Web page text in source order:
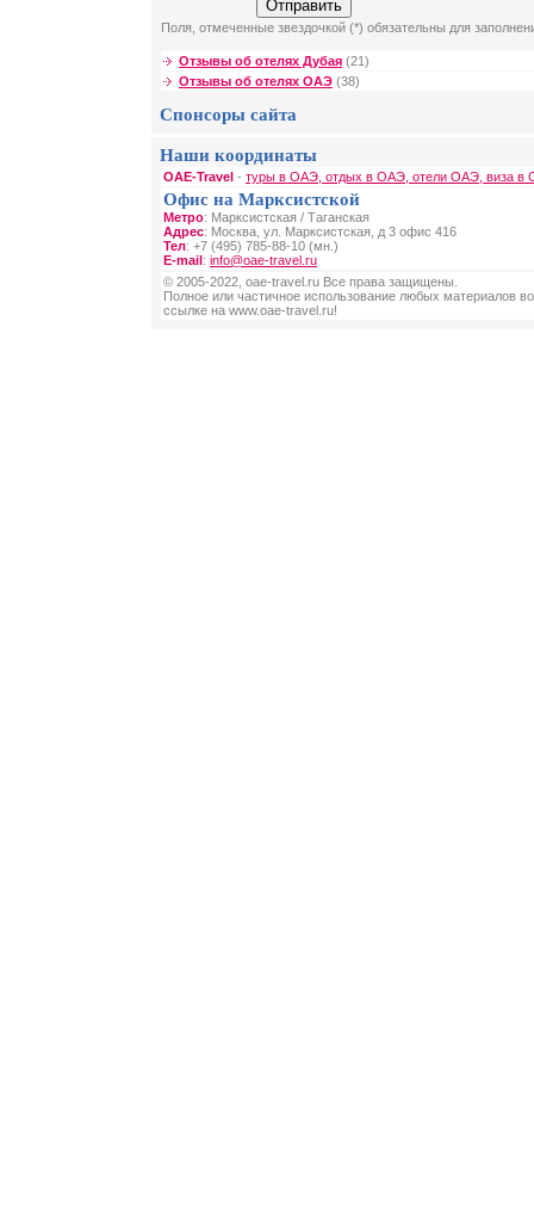
Поля, отмеченные звездочкой (*) обязательны для
Отзывы об отелях Дубая (21)
Отзывы об отелях ОАЭ (38)
Спонсоры сайта
Наши координаты
OAE-Travel - туры в ОАЭ, отдых в ОАЭ, отели ОАЭ, виза в
Офис на Марксистской
Метро: Марксистская / Таганская
Адрес: Москва, ул. Марксистская, д 3 офис 416
Тел: +7 (495) 785-88-10 (мн.)
E-mail: info@oae-travel.ru
© 2005-2022, oae-travel.ru Все права защищены.
Полное или частичное использование любых материалов
ссылке на www.oae-travel.ru!